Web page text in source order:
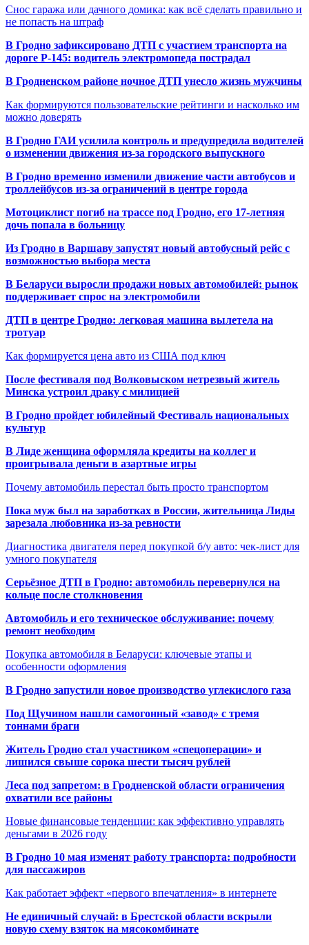
Снос гаража или дачного домика: как всё сделать правильно и
не попасть на штраф
В Гродно зафиксировано ДТП с участием транспорта на
дороге Р-145: водитель электромопеда пострадал
В Гродненском районе ночное ДТП унесло жизнь мужчины
Как формируются пользовательские рейтинги и насколько им
можно доверять
В Гродно ГАИ усилила контроль и предупредила водителей
о изменении движения из-за городского выпускного
В Гродно временно изменили движение части автобусов и
троллейбусов из-за ограничений в центре города
Мотоциклист погиб на трассе под Гродно, его 17-летняя
дочь попала в больницу
Из Гродно в Варшаву запустят новый автобусный рейс с
возможностью выбора места
В Беларуси выросли продажи новых автомобилей: рынок
поддерживает спрос на электромобили
ДТП в центре Гродно: легковая машина вылетела на
тротуар
Как формируется цена авто из США под ключ
После фестиваля под Волковыском нетрезвый житель
Минска устроил драку с милицией
В Гродно пройдет юбилейный Фестиваль национальных
культур
В Лиде женщина оформляла кредиты на коллег и
проигрывала деньги в азартные игры
Почему автомобиль перестал быть просто транспортом
Пока муж был на заработках в России, жительница Лиды
зарезала любовника из-за ревности
Диагностика двигателя перед покупкой б/у авто: чек-лист для
умного покупателя
Серьёзное ДТП в Гродно: автомобиль перевернулся на
кольце после столкновения
Автомобиль и его техническое обслуживание: почему
ремонт необходим
Покупка автомобиля в Беларуси: ключевые этапы и
особенности оформления
В Гродно запустили новое производство углекислого газа
Под Щучином нашли самогонный «завод» с тремя
тоннами браги
Житель Гродно стал участником «спецоперации» и
лишился свыше сорока шести тысяч рублей
Леса под запретом: в Гродненской области ограничения
охватили все районы
Новые финансовые тенденции: как эффективно управлять
деньгами в 2026 году
В Гродно 10 мая изменят работу транспорта: подробности
для пассажиров
Как работает эффект «первого впечатления» в интернете
Не единичный случай: в Брестской области вскрыли
новую схему взяток на мясокомбинате